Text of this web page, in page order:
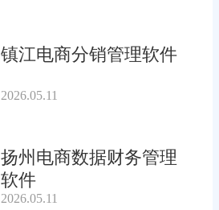
镇江电商分销管理软件
2026.05.11
扬州电商数据财务管理
软件
2026.05.11